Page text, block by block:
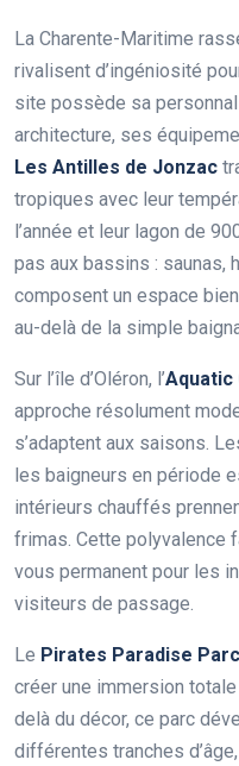
La Charente-Maritime
rivalisent d’ingéniosité
site possède sa
architecture, ses
Les Antilles de Jonzac
tropiques avec leur
l’année et leur lagon de
pas aux bassins : saunas,
composent un espace
au-delà de la simple
Sur l’île d’Oléron, l’Aquatic
approche résolument
s’adaptent aux saisons.
les baigneurs en période
intérieurs chauffés
frimas. Cette polyvalence
vous permanent pour les
visiteurs de passage.
Le Pirates Paradise Parc
créer une immersion
delà du décor, ce parc
différentes tranches